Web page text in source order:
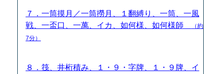
７．一筒摸月／一筒撈月、１翻縛り、一筒、一風
戦、一盃口、一萬、イカ、如何様、如何様師
（約
7分）
８．筏、井桁積み、１・９・字牌、１・９牌、イ